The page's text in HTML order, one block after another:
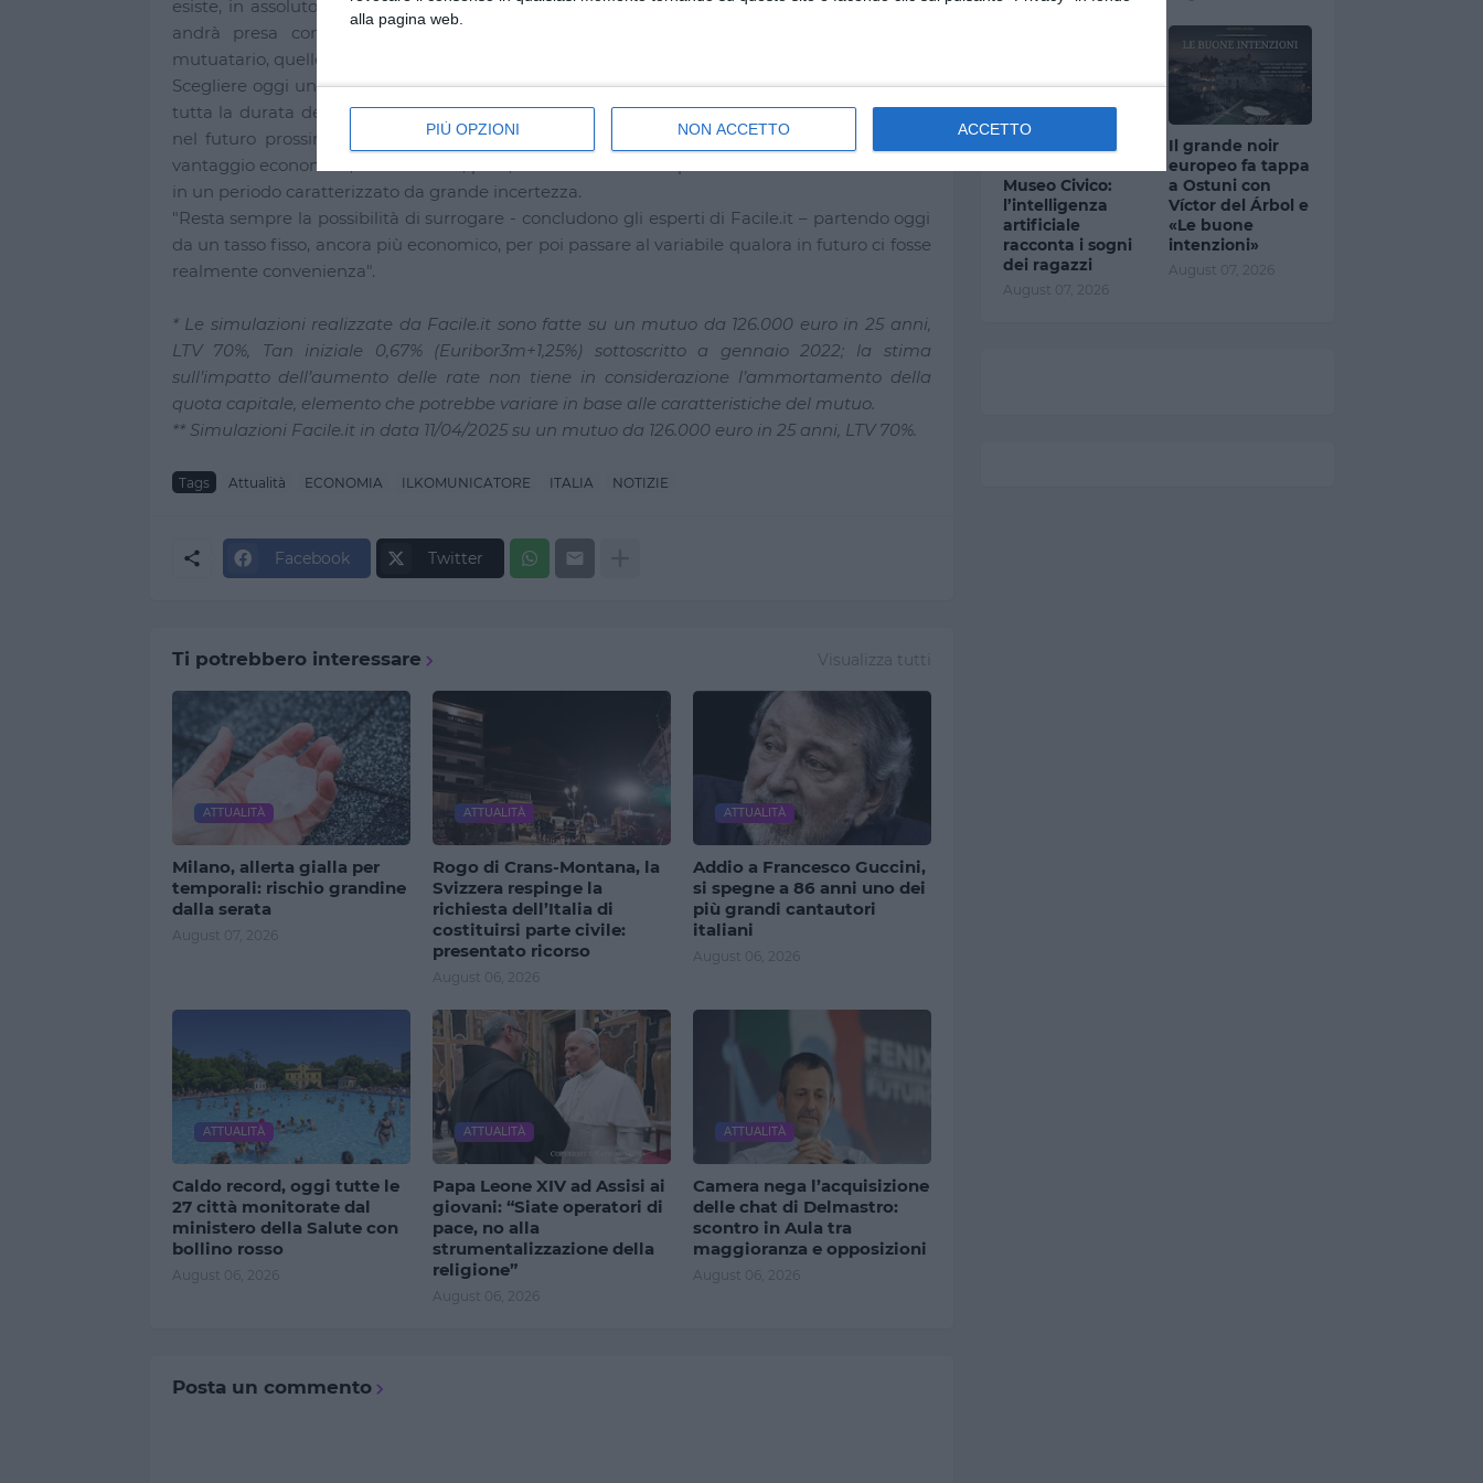
alla pagina web.
PIÙ OPZIONI NON ACCETTO ACCETTO
esiste, in assoluto, una soluzione migliore rispetto all’altra; la scelta sulla tipologia di tasso
andrà presa considerando diversi elementi, quali, ad esempio, le caratteristiche del
mutuatario, quelle dell’immobile e la propensione al rischio di ciascuno".
Scegliere oggi un tasso fisso significa partire da una rata più bassa e garantirsi stabilità per
tutta la durata del finanziamento, puntare sul variabile, invece, significa scommettere che
nel futuro prossimo la rata possa mantenersi al di sotto di quella fissa portando ad un
vantaggio economico; d’altro canto, però, vuole anche dire esporsi alle variazioni di mercato
in un periodo caratterizzato da grande incertezza.
"Resta sempre la possibilità di surrogare - concludono gli esperti di Facile.it – partendo oggi
da un tasso fisso, ancora più economico, per poi passare al variabile qualora in futuro ci fosse
realmente convenienza".
* Le simulazioni realizzate da Facile.it sono fatte su un mutuo da 126.000 euro in 25 anni,
LTV 70%, Tan iniziale 0,67% (Euribor3m+1,25%) sottoscritto a gennaio 2022; la stima
sull’impatto dell’aumento delle rate non tiene in considerazione l’ammortamento della
quota capitale, elemento che potrebbe variare in base alle caratteristiche del mutuo.
** Simulazioni Facile.it in data 11/04/2025 su un mutuo da 126.000 euro in 25 anni, LTV 70%.
Tags Attualità ECONOMIA ILKOMUNICATORE ITALIA NOTIZIE
Facebook Twitter
Ti potrebbero interessare Visualizza tutti
ATTUALITÀ
Milano, allerta gialla per
temporali: rischio grandine
dalla serata
August 07, 2026
ATTUALITÀ
Rogo di Crans-Montana, la
Svizzera respinge la
richiesta dell’Italia di
costituirsi parte civile:
presentato ricorso
August 06, 2026
ATTUALITÀ
Addio a Francesco Guccini,
si spegne a 86 anni uno dei
più grandi cantautori
italiani
August 06, 2026
ATTUALITÀ
Caldo record, oggi tutte le
27 città monitorate dal
ministero della Salute con
bollino rosso
August 06, 2026
ATTUALITÀ
Papa Leone XIV ad Assisi ai
giovani: “Siate operatori di
pace, no alla
strumentalizzazione della
religione”
August 06, 2026
ATTUALITÀ
Camera nega l’acquisizione
delle chat di Delmastro:
scontro in Aula tra
maggioranza e opposizioni
August 06, 2026
Posta un commento
Ostuni, “Visioni
Museo Civico:
l’intelligenza
artificiale
racconta i sogni
dei ragazzi
August 07, 2026
Il grande noir
europeo fa tappa
a Ostuni con
Víctor del Árbol e
«Le buone
intenzioni»
August 07, 2026